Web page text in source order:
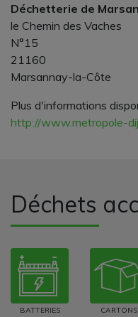
Déchetterie de
le Chemin des Vaches
N°15
21160
Marsannay-la-Côte
Plus d'informations
http://www.metropole-
Déchets
BATTERIES
CARTONS